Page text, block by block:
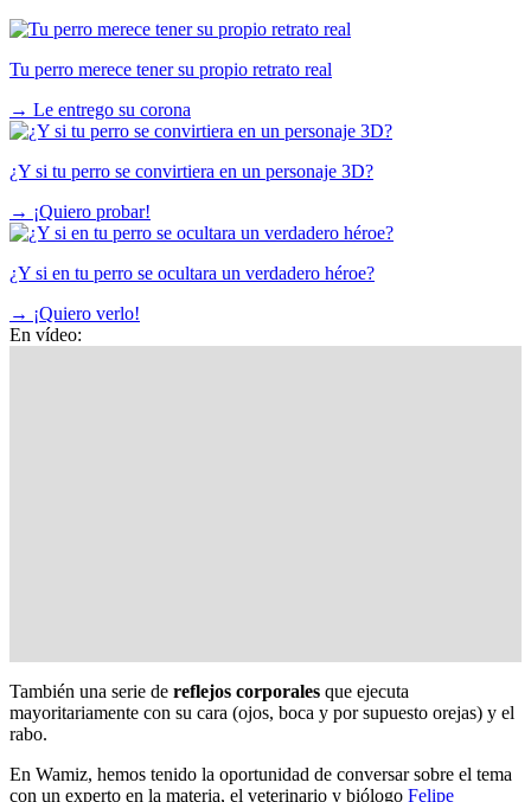
Tu perro merece tener su propio retrato real
→ Le entrego su corona
¿Y si tu perro se convirtiera en un personaje 3D?
→ ¡Quiero probar!
¿Y si en tu perro se ocultara un verdadero héroe?
→ ¡Quiero verlo!
En vídeo:
También una serie de reflejos corporales que ejecuta
mayoritariamente con su cara (ojos, boca y por supuesto orejas) y el
rabo.
En Wamiz, hemos tenido la oportunidad de conversar sobre el tema
con un experto en la materia, el veterinario y biólogo Felipe